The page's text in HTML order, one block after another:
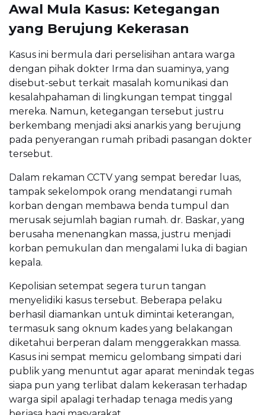
Awal Mula Kasus: Ketegangan
yang Berujung Kekerasan
Kasus ini bermula dari perselisihan antara warga
dengan pihak dokter Irma dan suaminya, yang
disebut-sebut terkait masalah komunikasi dan
kesalahpahaman di lingkungan tempat tinggal
mereka. Namun, ketegangan tersebut justru
berkembang menjadi aksi anarkis yang berujung
pada penyerangan rumah pribadi pasangan dokter
tersebut.
Dalam rekaman CCTV yang sempat beredar luas,
tampak sekelompok orang mendatangi rumah
korban dengan membawa benda tumpul dan
merusak sejumlah bagian rumah. dr. Baskar, yang
berusaha menenangkan massa, justru menjadi
korban pemukulan dan mengalami luka di bagian
kepala.
Kepolisian setempat segera turun tangan
menyelidiki kasus tersebut. Beberapa pelaku
berhasil diamankan untuk dimintai keterangan,
termasuk sang oknum kades yang belakangan
diketahui berperan dalam menggerakkan massa.
Kasus ini sempat memicu gelombang simpati dari
publik yang menuntut agar aparat menindak tegas
siapa pun yang terlibat dalam kekerasan terhadap
warga sipil apalagi terhadap tenaga medis yang